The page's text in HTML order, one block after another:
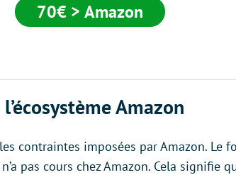
70€ > Amazon
Amazon
contraintes imposées par Amazon. Le
pas cours chez Amazon. Cela signifie